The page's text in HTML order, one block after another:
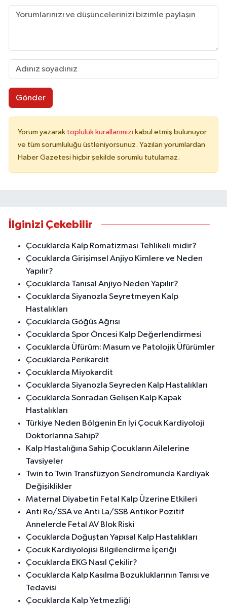
Gönder
Yorum yazarak topluluk kurallarımızı kabul etmiş bulunuyor
ve tüm sorumluluğu üstleniyorsunuz. Yazılan yorumlardan
Haber Gazetesi hiçbir şekilde sorumlu tutulamaz.
İlginizi Çekebilir
Çocuklarda Kalp Romatizması Tehlikeli midir?
Çocuklarda Girişimsel Anjiyo Kimlere ve Neden
Yapılır?
Çocuklarda Tanısal Anjiyo Neden Yapılır?
Çocuklarda Siyanozla Seyretmeyen Kalp
Hastalıkları
Çocuklarda Göğüs Ağrısı
Çocuklarda Spor Öncesi Kalp Değerlendirmesi
Çocuklarda Üfürüm: Masum ve Patolojik Üfürümler
Çocuklarda Perikardit
Çocuklarda Miyokardit
Çocuklarda Siyanozla Seyreden Kalp Hastalıkları
Çocuklarda Sonradan Gelişen Kalp Kapak
Hastalıkları
Türkiye Neden Bölgenin En İyi Çocuk Kardiyoloji
Doktorlarına Sahip?
Kalp Hastalığına Sahip Çocukların Ailelerine
Tavsiyeler
Twin to Twin Transfüzyon Sendromunda Kardiyak
Değişiklikler
Maternal Diyabetin Fetal Kalp Üzerine Etkileri
Anti Ro/SSA ve Anti La/SSB Antikor Pozitif
Annelerde Fetal AV Blok Riski
Çocuklarda Doğuştan Yapısal Kalp Hastalıkları
Çocuk Kardiyolojisi Bilgilendirme İçeriği
Çocuklarda EKG Nasıl Çekilir?
Çocuklarda Kalp Kasılma Bozukluklarının Tanısı ve
Tedavisi
Çocuklarda Kalp Yetmezliği